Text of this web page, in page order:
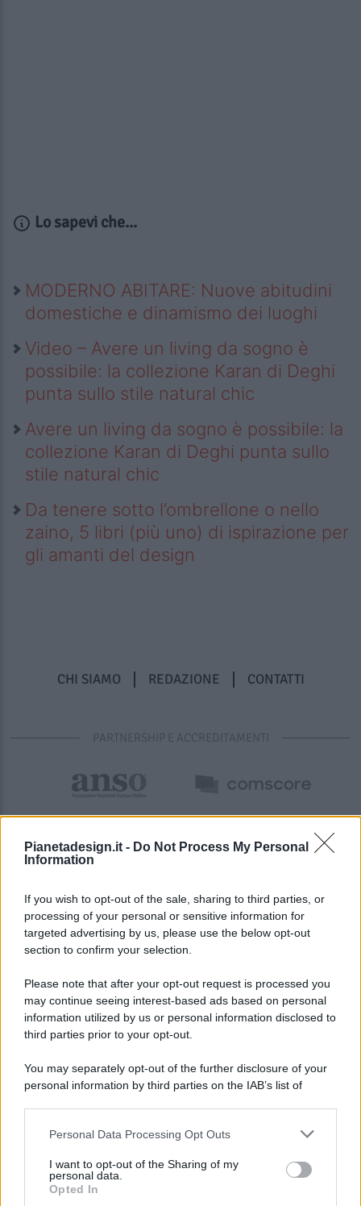
Pianetadesign.it - Do Not Process My Personal
Information
If you wish to opt-out of the sale, sharing to third parties, or
processing of your personal or sensitive information for
targeted advertising by us, please use the below opt-out
section to confirm your selection.
Please note that after your opt-out request is processed you
may continue seeing interest-based ads based on personal
information utilized by us or personal information disclosed to
third parties prior to your opt-out.
You may separately opt-out of the further disclosure of your
personal information by third parties on the IAB’s list of
This information may also be disclosed by us to third parties
disclose it to other third parties.
Personal Data Processing Opt Outs
I want to opt-out of the Sharing of my
personal data.
Opted In
Lo sapevi che...
MODERNO ABITARE: Nuove abitudini
domestiche e dinamismo dei luoghi
Video – Avere un living da sogno è
possibile: la collezione Karan di Deghi
punta sullo stile natural chic
Avere un living da sogno è possibile: la
collezione Karan di Deghi punta sullo
stile natural chic
Da tenere sotto l’ombrellone o nello
zaino, 5 libri (più uno) di ispirazione per
gli amanti del design
CHI SIAMO REDAZIONE CONTATTI
PARTNERSHIP E ACCREDITAMENTI
© 2026 - Pianeta Design - P.IVA 04827280654 - Testata
Registrata Al Tribunale Di Nocera Inferiore N. 8/2020 - RG N.
ISCRIZIONE AL ROC N. 35792 – ISCRITTA ALL’ANSO
(ASSOCIAZIONE NAZIONALE STAMPA ONLINE)
PREFERENZE PRIVACY